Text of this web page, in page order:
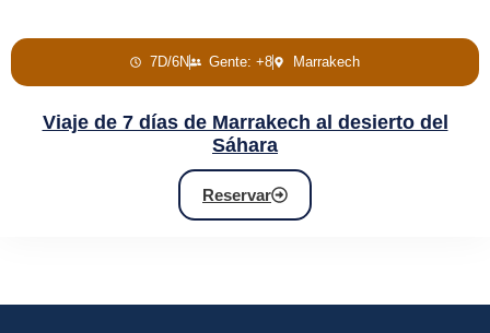
7D/6N Gente: +8 Marrakech
Viaje de 7 días de Marrakech al desierto del
Sáhara
Reservar